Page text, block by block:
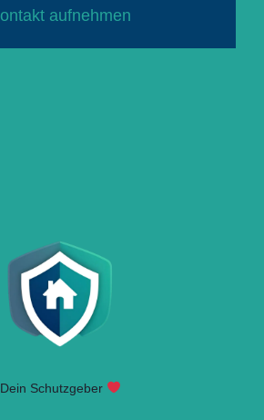
aufnehmen
Dein Schutzgeber